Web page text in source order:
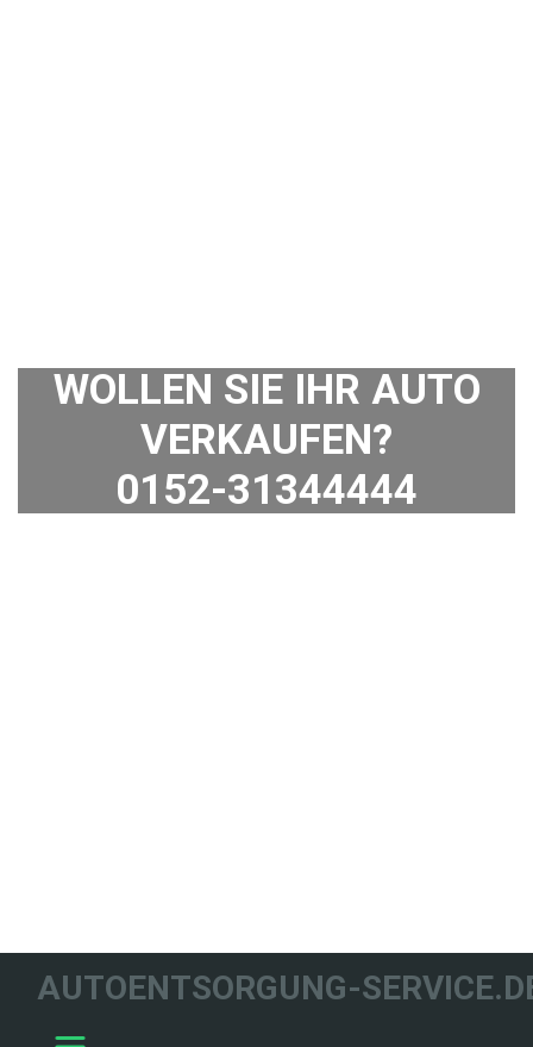
WOLLEN SIE IHR AUTO
VERKAUFEN?
0152-31344444
AUTOENTSORGUNG-